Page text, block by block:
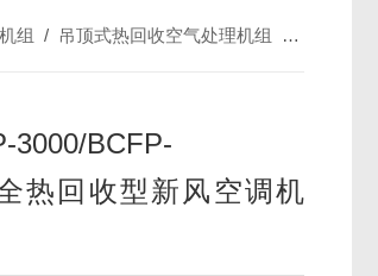
组 / 吊顶式热回收空气处理机组 BCFP-
3000/BCFP-
热回收型新风空调机